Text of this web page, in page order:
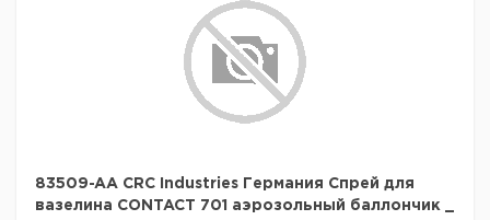
83509-AA CRC Industries Германия Спрей для
вазелина CONTACT 701 аэрозольный баллончик _